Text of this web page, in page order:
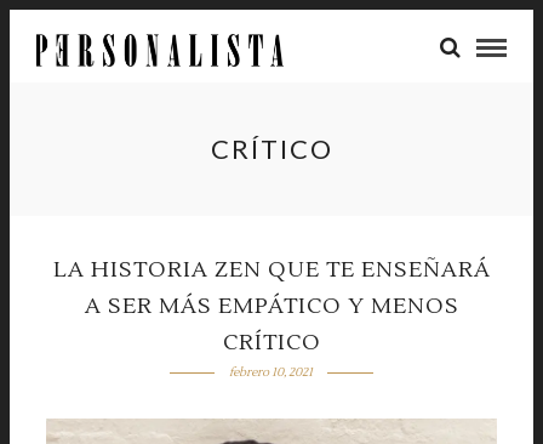
CRÍTICO
LA HISTORIA ZEN QUE TE ENSEÑARÁ
A SER MÁS EMPÁTICO Y MENOS
CRÍTICO
febrero 10, 2021